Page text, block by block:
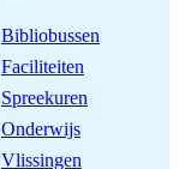
Bibliobussen
Faciliteiten
Spreekuren
Onderwijs
Vlissingen